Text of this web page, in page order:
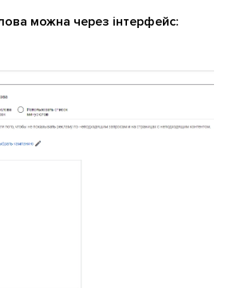
можна через інтерфейс: